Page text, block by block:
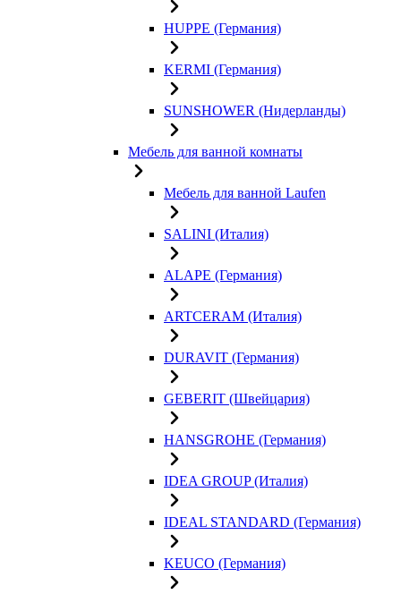
HUPPE (Германия)
KERMI (Германия)
SUNSHOWER (Нидерланды)
Мебель для ванной комнаты
Мебель для ванной Laufen
SALINI (Италия)
ALAPE (Германия)
ARTCERAM (Италия)
DURAVIT (Германия)
GEBERIT (Швейцария)
HANSGROHE (Германия)
IDEA GROUP (Италия)
IDEAL STANDARD (Германия)
KEUCO (Германия)